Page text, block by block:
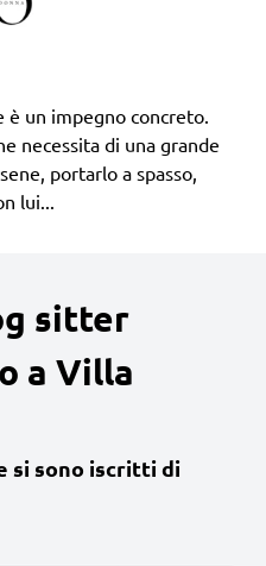
è un impegno concreto.
necessita di una grande
portarlo a spasso,
lui...
sitter
a Villa
si sono iscritti di